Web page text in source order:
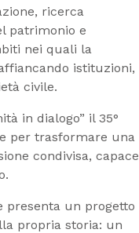
ricerca
patrimonio e
nei quali la
istituzioni,
civile.
in dialogo” il 35°
per trasformare una
condivisa, capace
presenta un progetto
propria storia: un